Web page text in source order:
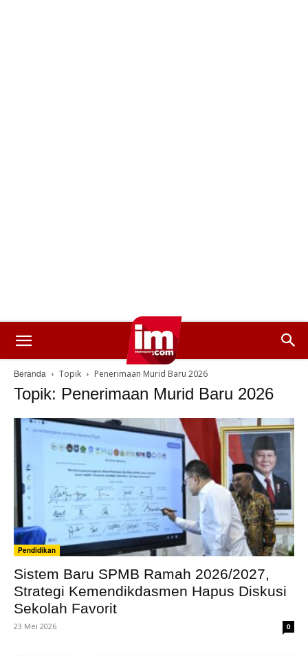
Beranda Topik Penerimaan Murid Baru 2026
Topik: Penerimaan Murid Baru 2026
Pendidikan
Sistem Baru SPMB Ramah 2026/2027,
Strategi Kemendikdasmen Hapus Diskusi
Sekolah Favorit
23 Mei 2026 0